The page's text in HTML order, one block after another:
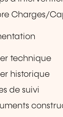
Charges/
technique
historique
de suivi